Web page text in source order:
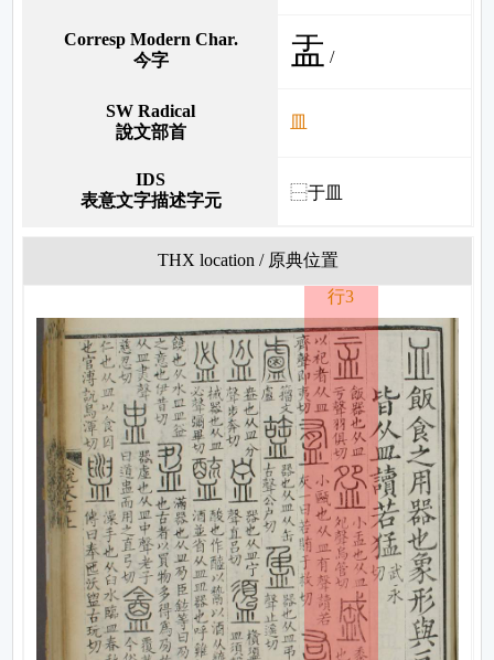
Corresp Modern Char.
今字
盂 /
SW Radical
說文部首
皿
IDS
表意文字描述字元
⿱于皿
THX location / 原典位置
行3